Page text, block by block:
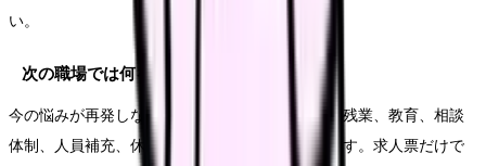
い。
次の職場では何を確認すればいいですか？
今の悩みが再発しない条件を確認します。夜勤、残業、教育、相談
体制、人員補充、休みやすさ、給与の内訳などです。求人票だけで